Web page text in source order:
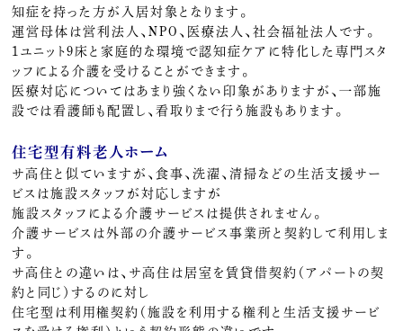
知症を持った方が入居対象となります。
運営母体は営利法人、NPO、医療法人、社会福祉法人です。
1ユニット9床と家庭的な環境で認知症ケアに特化した専門スタ
ッフによる介護を受けることができます。
医療対応についてはあまり強くない印象がありますが、一部施
設では看護師も配置し、看取りまで行う施設もあります。
住宅型有料老人ホーム
サ高住と似ていますが、食事、洗濯、清掃などの生活支援サー
ビスは施設スタッフが対応しますが
施設スタッフによる介護サービスは提供されません。
介護サービスは外部の介護サービス事業所と契約して利用しま
す。
サ高住との違いは、サ高住は居室を賃貸借契約（アパートの契
約と同じ）するのに対し
住宅型は利用権契約（施設を利用する権利と生活支援サービ